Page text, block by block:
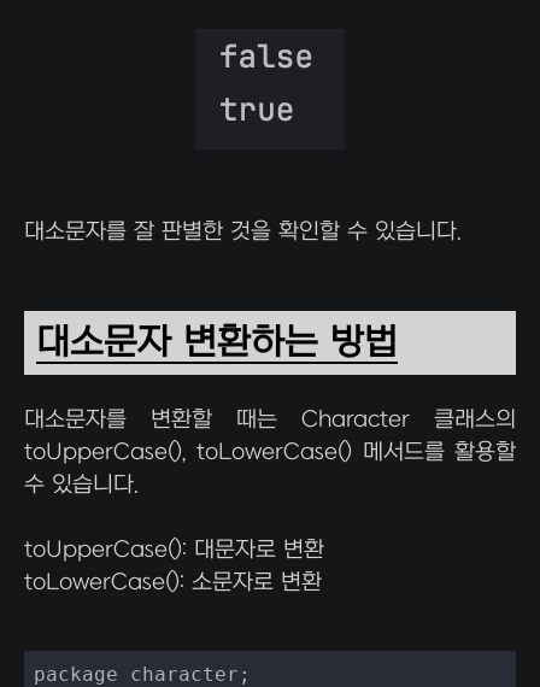
대소문자를 잘 판별한 것을 확인할 수 있습니다.
대소문자 변환하는 방법
대소문자를 변환할 때는 Character 클래스의
toUpperCase(), toLowerCase() 메서드를 활용할
수 있습니다.
toUpperCase(): 대문자로 변환
toLowerCase(): 소문자로 변환
package character;